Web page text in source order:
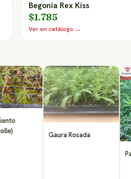
Begonia Rex Kiss
$1.785
Ver en catálogo →
Gaura Rosada